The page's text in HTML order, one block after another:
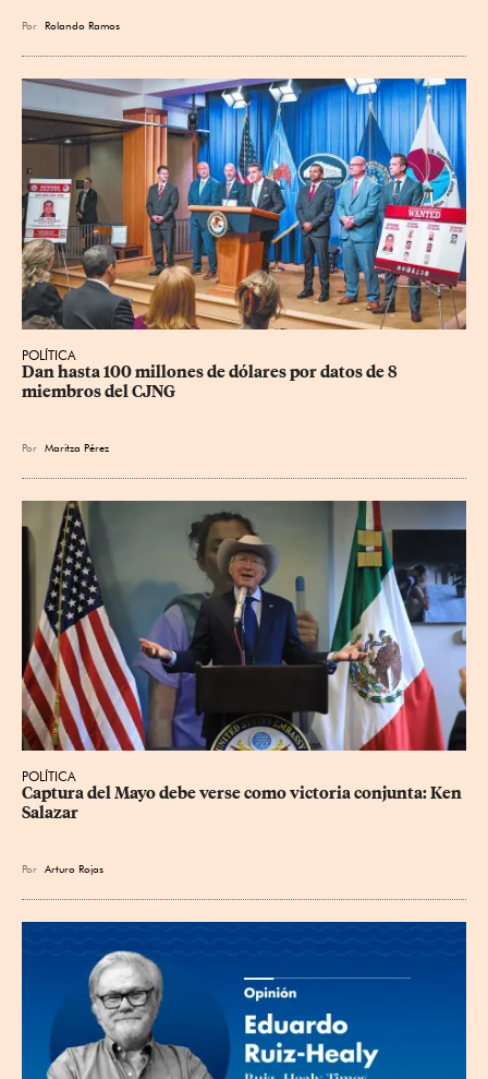
Por Rolando Ramos
POLÍTICA
Dan hasta 100 millones de dólares por datos de 8
miembros del CJNG
Por Maritza Pérez
POLÍTICA
Captura del Mayo debe verse como victoria conjunta: Ken
Salazar
Por Arturo Rojas